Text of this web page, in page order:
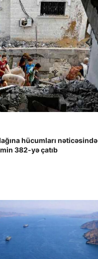
hücumları nəticəsində
382-yə çatıb